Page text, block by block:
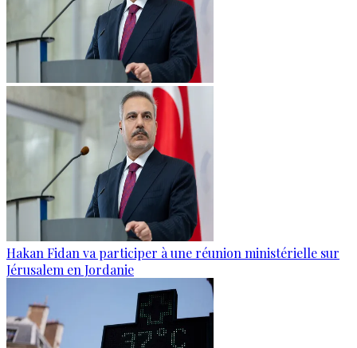
Hakan Fidan va participer à une réunion ministérielle sur
Jérusalem en Jordanie